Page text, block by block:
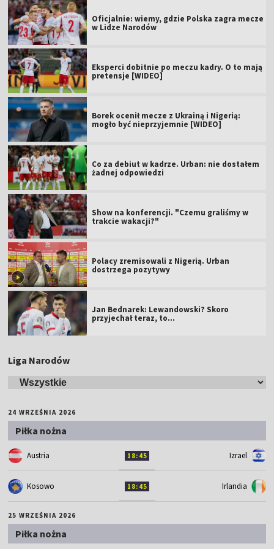
Oficjalnie: wiemy, gdzie Polska zagra mecze
w Lidze Narodów
Eksperci dobitnie po meczu kadry. O to mają
pretensje [WIDEO]
Borek ocenił mecze z Ukrainą i Nigerią:
mogło być nieprzyjemnie [WIDEO]
Co za debiut w kadrze. Urban: nie dostałem
żadnej odpowiedzi
Show na konferencji. "Czemu graliśmy w
trakcie wakacji?"
Polacy zremisowali z Nigerią. Urban
dostrzega pozytywy
Jan Bednarek: Lewandowski? Skoro
przyjechał teraz, to…
Liga Narodów
24 WRZEŚNIA 2026
Piłka nożna
Austria 18:45 Izrael
Kosowo 18:45 Irlandia
25 WRZEŚNIA 2026
Piłka nożna